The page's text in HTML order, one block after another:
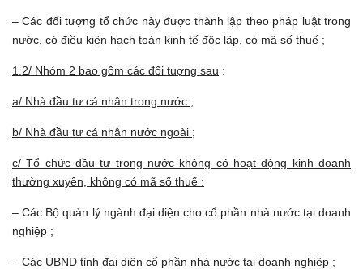
– Các đối tượng tổ chức này được thành lập theo pháp luật trong
nước, có điều kiện hạch toán kinh tế độc lập, có mã số thuế ;
1.2/ Nhóm 2 bao gồm các đối tuợng sau :
a/ Nhà đầu tư cá nhân trong nước ;
b/ Nhà đầu tư cá nhân nước ngoài ;
c/ Tổ chức đầu tư trong nước không có hoạt động kinh doanh
thường xuyên, không có mã số thuế :
– Các Bộ quản lý ngành đại diện cho cổ phần nhà nước tại doanh
nghiệp ;
– Các UBND tỉnh đại diện cổ phần nhà nước tại doanh nghiệp ;